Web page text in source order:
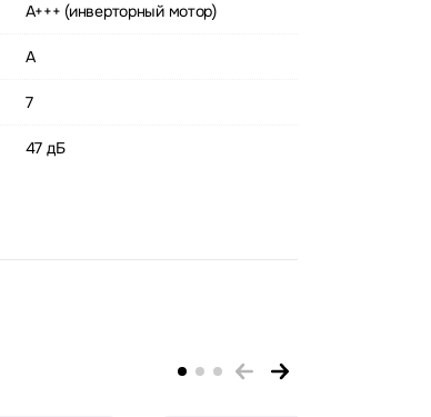
A+++ (инверторный мотор)
A
7
47 дБ